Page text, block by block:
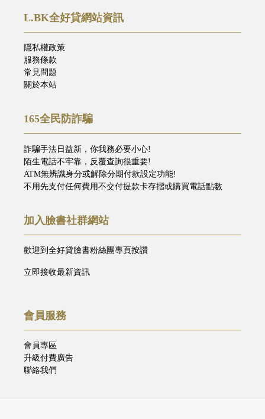
L.BK全好貸網站資訊
隱私權政策
服務條款
常見問題
關於本站
165全民防詐騙
詐騙手法日益新，你我務必要小心!
陌生電話不牢靠，反覆查詢很重要!
ATM無辨識身分或解除分期付款設定功能!
不用先支付任何費用不交付提款卡存摺或購買電話點數
加入臉書社群網站
歡迎到全好貸臉書粉絲團專頁按讚
立即接收最新資訊
會員服務
會員專區
升級付費廣告
聯絡我們